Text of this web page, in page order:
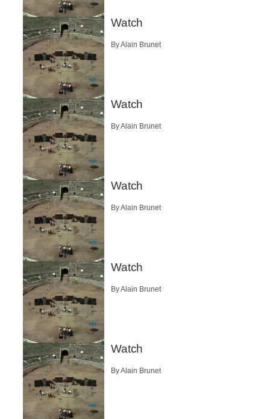
Watch
By Alain Brunet
Watch
By Alain Brunet
Watch
By Alain Brunet
Watch
By Alain Brunet
Watch
By Alain Brunet